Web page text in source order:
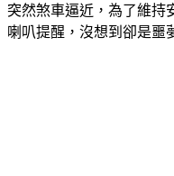
突然煞車逼近，為了維持
喇叭提醒，沒想到卻是噩